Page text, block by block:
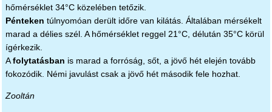
hőmérséklet 34°C közelében tetőzik.
Pénteken túlnyomóan derült időre van kilátás. Általában mérsékelt
marad a délies szél. A hőmérséklet reggel 21°C, délután 35°C körül
ígérkezik.
A folytatásban is marad a forróság, sőt, a jövő hét elején tovább
fokozódik. Némi javulást csak a jövő hét második fele hozhat.
Zooltán